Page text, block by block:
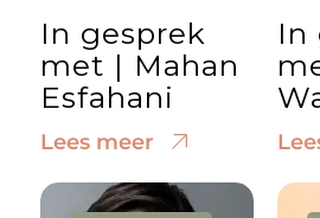
In gesprek
met | Mahan
Esfahani
Lees meer
In